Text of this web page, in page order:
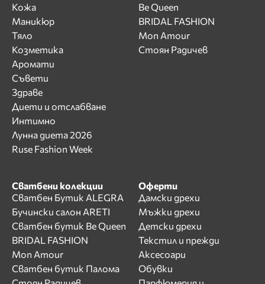
Кожа
Маникюр
Тяло
Козметика
Аромати
Съвети
Здраве
Диети и отслабване
Интимно
Лунна диета 2026
Ruse Fashion Week
Be Queen
BRIDAL FASHION
Mon Amour
Стоян Радичев
Сватбени колекции
Сватбен Бутик ALEGRA
Бучински салон ARETI
Сватбен бутик Be Queen
BRIDAL FASHION
Mon Amour
Сватбен бутик Палома
Оферти
Дамски дрехи
Мъжки дрехи
Детски дрехи
Текстил и прежди
Аксесоари
Обувки